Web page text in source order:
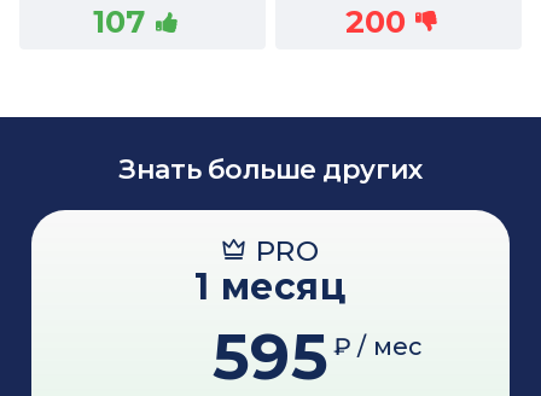
107 200
Знать больше других
PRO
1 месяц
595 ₽ / мес